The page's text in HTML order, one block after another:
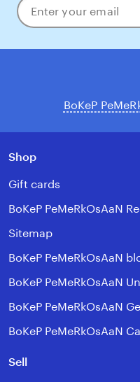
Enter
your
BoKeP
Shop
Gift cards
BoKeP PeMeRkOsAaN
Sitemap
BoKeP PeMeRkOsAaN
BoKeP PeMeRkOsAaN
BoKeP PeMeRkOsAaN
BoKeP PeMeRkOsAaN
Sell